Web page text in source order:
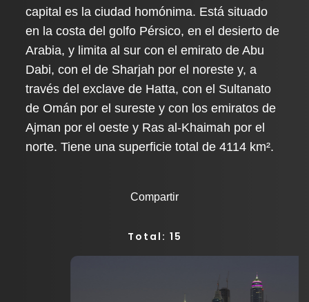
capital es la ciudad homónima. Está situado
en la costa del golfo Pérsico, en el desierto de
Arabia, y limita al sur con el emirato de Abu
Dabi, con el de Sharjah por el noreste y, a
través del exclave de Hatta, con el Sultanato
de Omán por el sureste y con los emiratos de
Ajman por el oeste y Ras al-Khaimah por el
norte. Tiene una superficie total de 4114 km².
Compartir
Total: 15